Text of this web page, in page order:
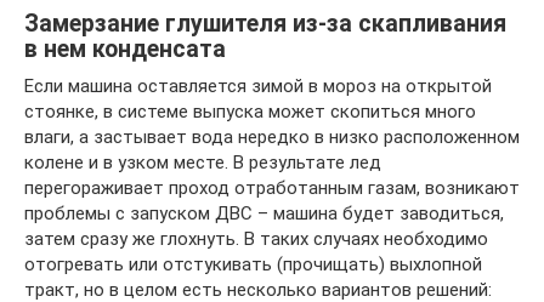
Замерзание глушителя из-за скапливания
в нем конденсата
Если машина оставляется зимой в мороз на открытой
стоянке, в системе выпуска может скопиться много
влаги, а застывает вода нередко в низко расположенном
колене и в узком месте. В результате лед
перегораживает проход отработанным газам, возникают
проблемы с запуском ДВС – машина будет заводиться,
затем сразу же глохнуть. В таких случаях необходимо
отогревать или отстукивать (прочищать) выхлопной
тракт, но в целом есть несколько вариантов решений: